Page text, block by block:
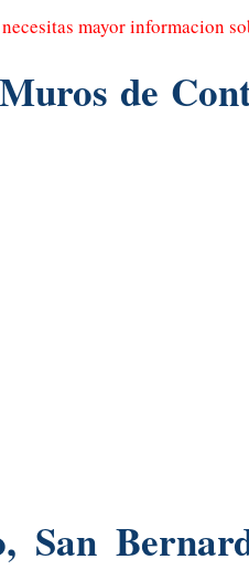
mayor informacion
de
San